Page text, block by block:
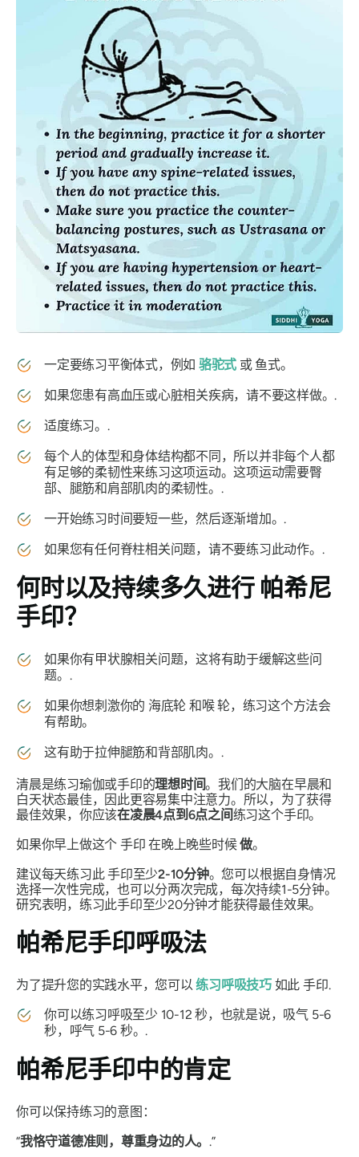
一定要练习平衡体式，例如 骆驼式 或 鱼式。
如果您患有高血压或心脏相关疾病，请不要这样做。.
适度练习。.
每个人的体型和身体结构都不同，所以并非每个人都
有足够的柔韧性来练习这项运动。这项运动需要臀
部、腿筋和肩部肌肉的柔韧性。.
一开始练习时间要短一些，然后逐渐增加。.
如果您有任何脊柱相关问题，请不要练习此动作。.
何时以及持续多久进行 帕希尼
手印？
如果你有甲状腺相关问题，这将有助于缓解这些问
题。.
如果你想刺激你的 海底轮 和喉轮，练习这个方法会
有帮助。
这有助于拉伸腿筋和背部肌肉。.
清晨是练习瑜伽或手印的理想时间。我们的大脑在早晨和
白天状态最佳，因此更容易集中注意力。所以，为了获得
最佳效果，你应该在凌晨4点到6点之间练习这个手印。
如果你早上做这个 手印 在晚上晚些时候做。
建议每天练习此手印至少2-10分钟。您可以根据自身情况
选择一次性完成，也可以分两次完成，每次持续1-5分钟。
研究表明，练习此手印至少20分钟才能获得最佳效果。
帕希尼手印呼吸法
为了提升您的实践水平，您可以练习呼吸技巧如此手印.
你可以练习呼吸至少 10-12 秒，也就是说，吸气 5-6
秒，呼气 5-6 秒。.
帕希尼手印中的肯定
你可以保持练习的意图：
“我恪守道德准则，尊重身边的人。.”